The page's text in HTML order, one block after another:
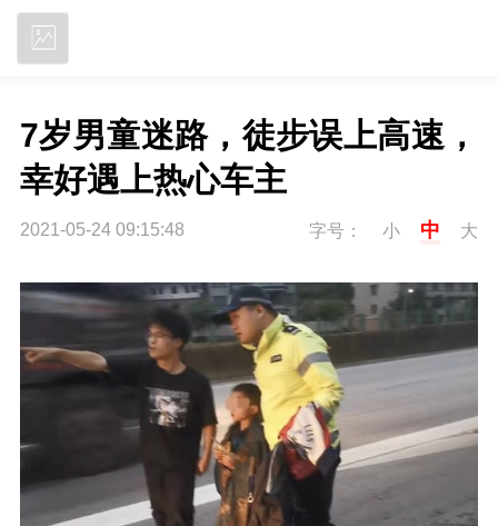
7岁男童迷路，徒步误上高速，
幸好遇上热心车主
2021-05-24 09:15:48 字号： 小 中 大